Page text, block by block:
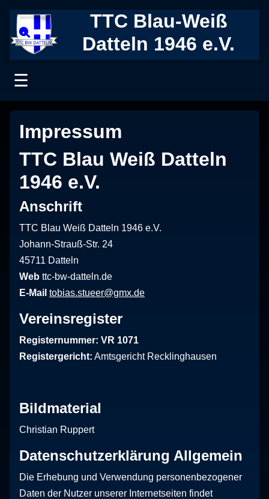
TTC Blau-Weiß
Datteln 1946 e.V.
☰
Impressum
TTC Blau Weiß Datteln
1946 e.V.
Anschrift
TTC Blau Weiß Datteln 1946 e.V.
Johann-Strauß-Str. 24
45711 Datteln
Web ttc-bw-datteln.de
E-Mail tobias.stueer@gmx.de
Vereinsregister
Registernummer: VR 1071
Registergericht: Amtsgericht Recklinghausen
Bildmaterial
Christian Ruppert
Datenschutzerklärung Allgemein
Die Erhebung und Verwendung personenbezogener
Daten der Nutzer unserer Internetseiten findet